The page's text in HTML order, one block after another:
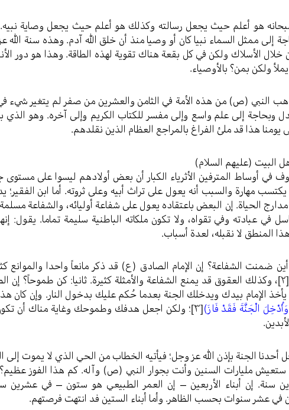
هو أعلم حيث يجعل رسالته وكذلك هو أعلم حيث يجعل وصاية نبيه.
إلى ممثل السماء نبيا كان أو وصيا منذ أن خلق الله آدم. وهذه سنة الله
خلال الأسلاك ولكن في كل بقعة هناك تقوية لهذه الطاقة. وهذا هو دور
ولكن بمن؟ بالأوصياء.
النبي (ص) من هذه الأمة في الثامن والعشرين من صفر لم يتغير شيء في
وبحاجة إلى علم واسع وإلى مفسر للكتاب الكريم وإلى آخره. وهو الذي
يومنا هذا قد ملئ الفراغ بالمراجع العظام الذين نقلدهم.
البيت (عليهم السلام)
في أوساط المترفين الأثرياء الكبار أن بعض أولادهم ليسوا على
يكتسب مهارة والسبب أنه يعول على تراث أبيه وعلى ثروته. أما ابن الفقير؛
الحياة. إن البعض باعتقاده يعول على شفاعة أوليائه، والشفاعة
في عبادته وفي تقواه، ولا تكون ملكاته الباطنية سليمة تماما. يقول:
المنطق لا نقبله، لعدة أسباب.
أين ضمنت الشفاعة؟ إن الإمام الصادق (ع) قد ذكر مانعاً واحدا والموانع
[٢]
، وكذلك العقوق قد يمنع الشفاعة والأمثلة كثيرة. ثانيا: كن طموحاً؟
الإمام بيدك ويدخلك الجنة بعدما حُكم عليك بدخول النار. وإن كان هذا
وَأُدْخِلَ الْجَنَّةَ فَقَدْ فَازَ)[٣]
؛ ولكن اجعل هدفك وطموحك وغاية مناك أن
أحدنا الجنة بإذن الله عز وجل؛ فيأتيه الخطاب من الحي الذي لا يموت إلى
مليارات السنين وأنت بجوار النبي (ص) وآله. كم هذا الفوز
سنة. إن أبناء الأربعين – إن العمر الطبيعي هو ستون – في عشرين
في عشر سنوات بحسب الظاهر. وأما أبناء الستين فد انتهت فرصتهم.